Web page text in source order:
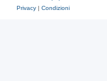
Privacy | Condizioni